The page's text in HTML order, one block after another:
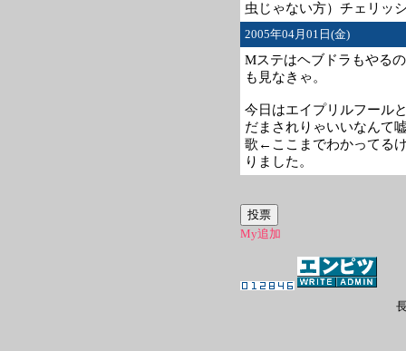
虫じゃない方）チェリッ
2005年04月01日(金)
Mステはヘブドラもやる
も見なきゃ。
今日はエイプリルフール
だまされりゃいいなんて
歌←ここまでわかってる
りました。
My追加